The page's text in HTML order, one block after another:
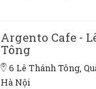
Argento Cafe -
Tông
6 Lê Thánh Tông,
Hà Nội